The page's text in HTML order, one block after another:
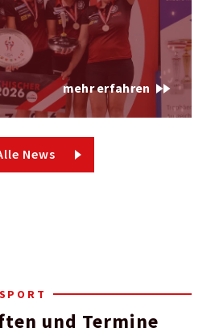
mehr erfahren fast_forward
News
und Termine